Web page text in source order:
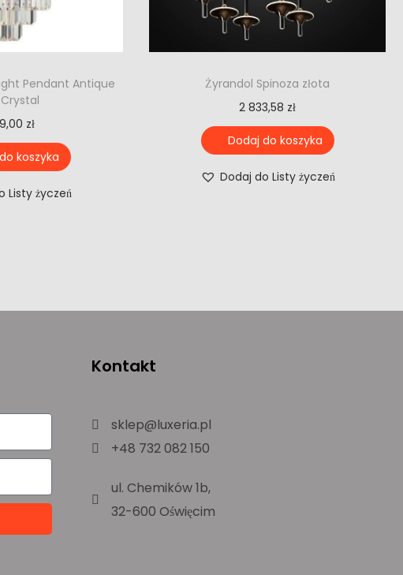
Pendant Antique
zł
koszyka
Listy życzeń
Żyrandol Spinoza złota
2 833,58 zł
Dodaj do koszyka
Dodaj do Listy życzeń
Kontakt
sklep@luxeria.pl
+48 732 082 150
ul. Chemików 1b,
32-600 Oświęcim